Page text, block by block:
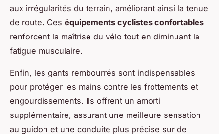
aux irrégularités du terrain, améliorant ainsi la tenue
de route. Ces équipements cyclistes confortables
renforcent la maîtrise du vélo tout en diminuant la
fatigue musculaire.
Enfin, les gants rembourrés sont indispensables
pour protéger les mains contre les frottements et
engourdissements. Ils offrent un amorti
supplémentaire, assurant une meilleure sensation
au guidon et une conduite plus précise sur de